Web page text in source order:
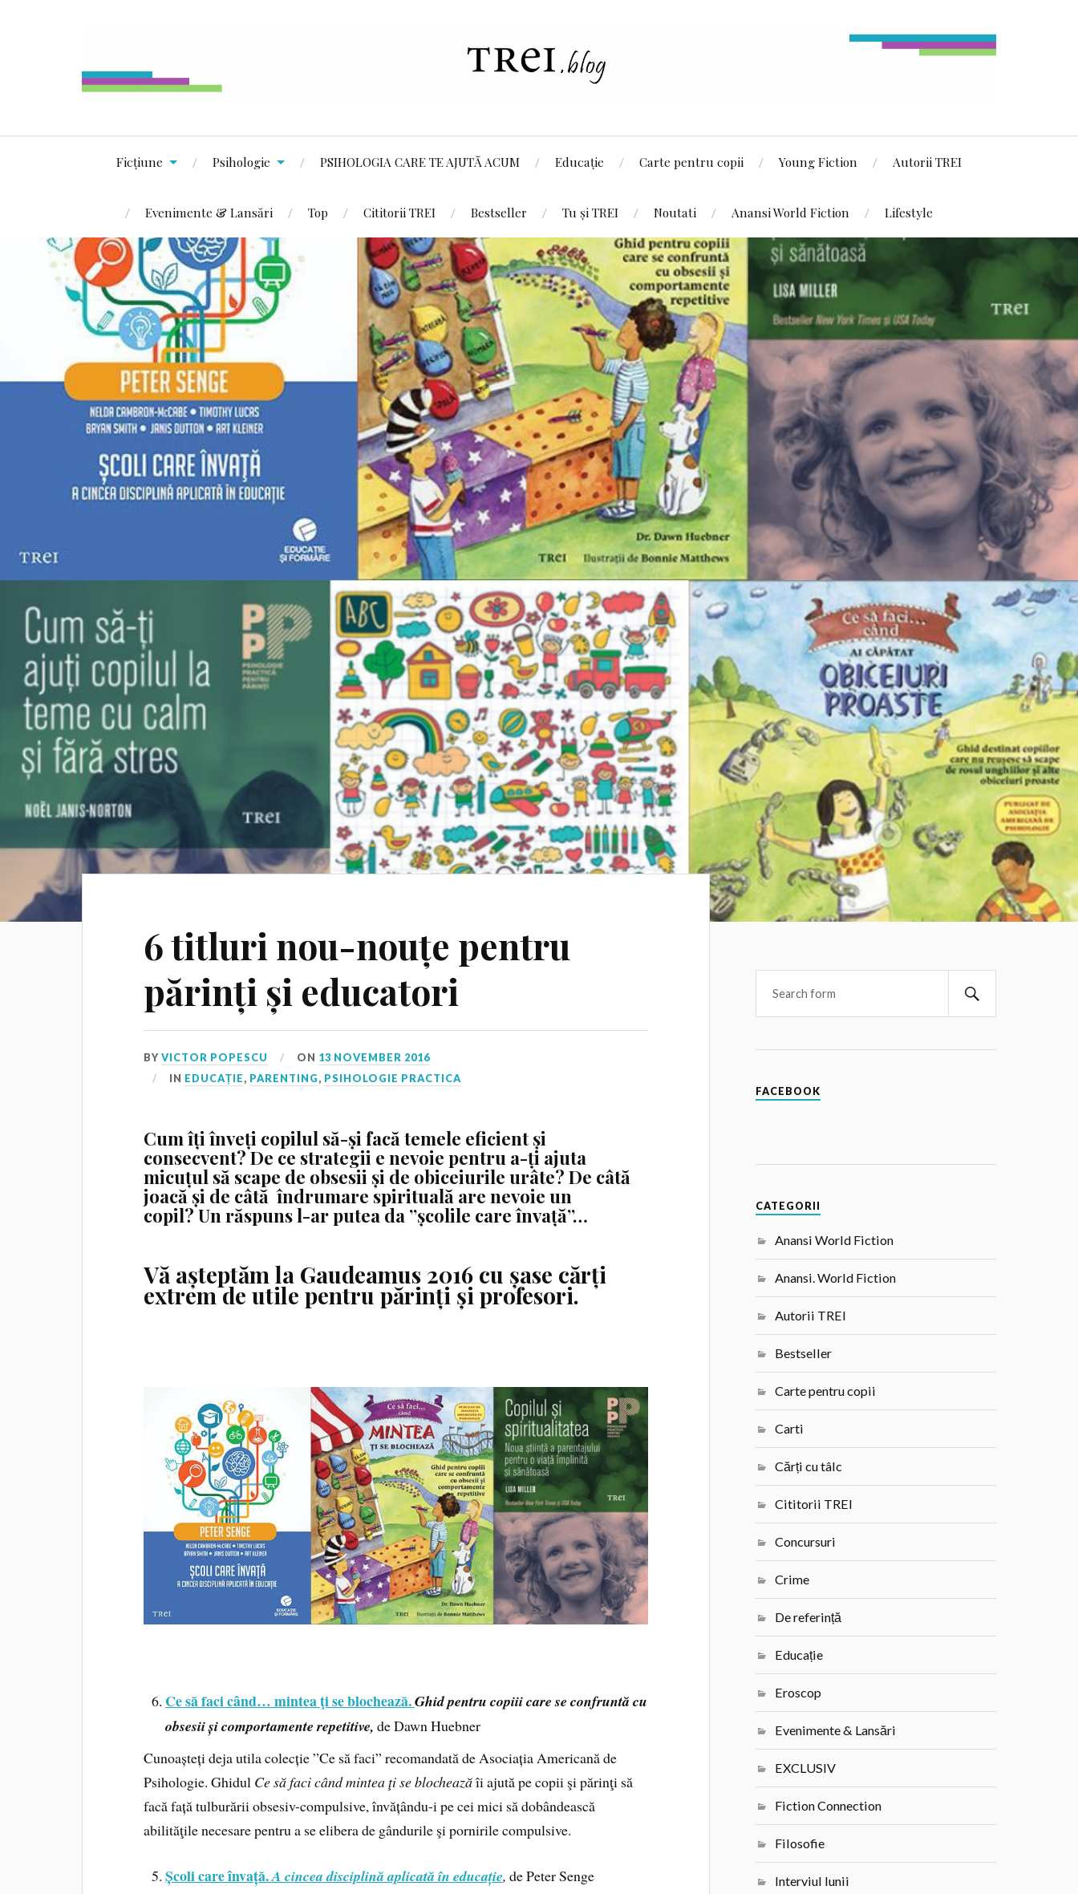
Ficțiune Psihologie PSIHOLOGIA CARE TE AJUTĂ ACUM Educație Carte pentru copii Young Fiction Autorii TREI
Evenimente & Lansări Top Cititorii TREI Bestseller Tu și TREI Noutati Anansi World Fiction Lifestyle
6 titluri nou-nouțe pentru
părinți și educatori
BYVICTOR POPESCU ON 13 NOVEMBER 2016
IN EDUCAȚIE, PARENTING, PSIHOLOGIE PRACTICA
Cum îți înveți copilul să-și facă temele eficient și
consecvent? De ce strategii e nevoie pentru a-ți ajuta
micuțul să scape de obsesii și de obiceiurile urâte? De câtă
joacă și de câtă îndrumare spirituală are nevoie un
copil? Un răspuns l-ar putea da ”școlile care învață”…
Vă așteptăm la Gaudeamus 2016 cu șase cărți
extrem de utile pentru părinți și profesori.
Ce să faci când… mintea ţi se blochează.Ghid pentru copiii care se confruntă cu
obsesii și comportamente repetitive, de Dawn Huebner
Cunoașteți deja utila colecție ”Ce să faci” recomandată de Asociația Americană de
Psihologie. Ghidul Ce să faci când mintea ţi se blocheazăîi ajută pe copii şi părinţi să
facă față tulburării obsesiv-compulsive, învățându-i pe cei mici să dobândească
abilităţile necesare pentru a se elibera de gândurile şi pornirile compulsive.
Școli care învață.A cincea disciplină aplicată în educație, de Peter Senge
FACEBOOK
CATEGORII
Anansi World Fiction
Anansi. World Fiction
Autorii TREI
Bestseller
Carte pentru copii
Carti
Cărți cu tâlc
Cititorii TREI
Concursuri
Crime
De referință
Educație
Eroscop
Evenimente & Lansări
EXCLUSIV
Fiction Connection
Filosofie
Interviul lunii